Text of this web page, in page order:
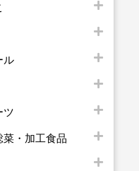
ル
ツ
・加工食品